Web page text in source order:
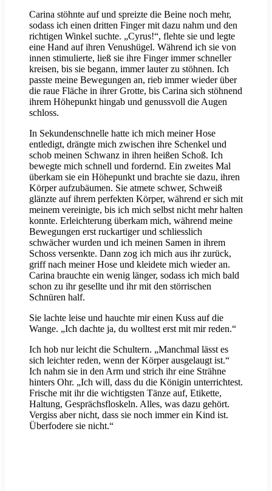
Carina stöhnte auf und spreizte die Beine noch mehr,
sodass ich einen dritten Finger mit dazu nahm und den
richtigen Winkel suchte. „Cyrus!“, flehte sie und legte
eine Hand auf ihren Venushügel. Während ich sie von
innen stimulierte, ließ sie ihre Finger immer schneller
kreisen, bis sie begann, immer lauter zu stöhnen. Ich
passte meine Bewegungen an, rieb immer wieder über
die raue Fläche in ihrer Grotte, bis Carina sich stöhnend
ihrem Höhepunkt hingab und genussvoll die Augen
schloss.
In Sekundenschnelle hatte ich mich meiner Hose
entledigt, drängte mich zwischen ihre Schenkel und
schob meinen Schwanz in ihren heißen Schoß. Ich
bewegte mich schnell und fordernd. Ein zweites Mal
überkam sie ein Höhepunkt und brachte sie dazu, ihren
Körper aufzubäumen. Sie atmete schwer, Schweiß
glänzte auf ihrem perfekten Körper, während er sich mit
meinem vereinigte, bis ich mich selbst nicht mehr halten
konnte. Erleichterung überkam mich, während meine
Bewegungen erst ruckartiger und schliesslich
schwächer wurden und ich meinen Samen in ihrem
Schoss versenkte. Dann zog ich mich aus ihr zurück,
griff nach meiner Hose und kleidete mich wieder an.
Carina brauchte ein wenig länger, sodass ich mich bald
schon zu ihr gesellte und ihr mit den störrischen
Schnüren half.
Sie lachte leise und hauchte mir einen Kuss auf die
Wange. „Ich dachte ja, du wolltest erst mit mir reden.“
Ich hob nur leicht die Schultern. „Manchmal lässt es
sich leichter reden, wenn der Körper ausgelaugt ist.“
Ich nahm sie in den Arm und strich ihr eine Strähne
hinters Ohr. „Ich will, dass du die Königin unterrichtest.
Frische mit ihr die wichtigsten Tänze auf, Etikette,
Haltung, Gesprächsfloskeln. Alles, was dazu gehört.
Vergiss aber nicht, dass sie noch immer ein Kind ist.
Überfodere sie nicht.“